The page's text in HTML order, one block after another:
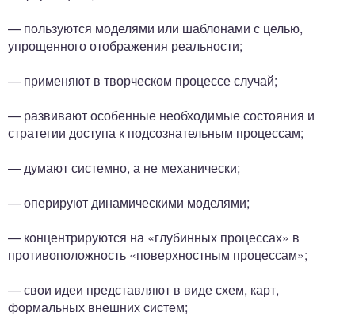
— пользуются моделями или шаблонами с целью,
упрощенного отображения реальности;
— применяют в творческом процессе случай;
— развивают особенные необходимые состояния и
стратегии доступа к подсознательным процессам;
— думают системно, а не механически;
— оперируют динамическими моделями;
— концентрируются на «глубинных процессах» в
противоположность «поверхностным процессам»;
— свои идеи представляют в виде схем, карт,
формальных внешних систем;